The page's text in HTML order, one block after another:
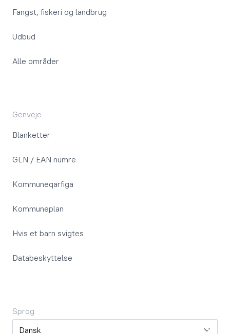
Fangst, fiskeri og landbrug
Udbud
Alle områder
Genveje
Blanketter
GLN / EAN numre
Kommuneqarfiga
Kommuneplan
Hvis et barn svigtes
Databeskyttelse
Sprog
Sprog